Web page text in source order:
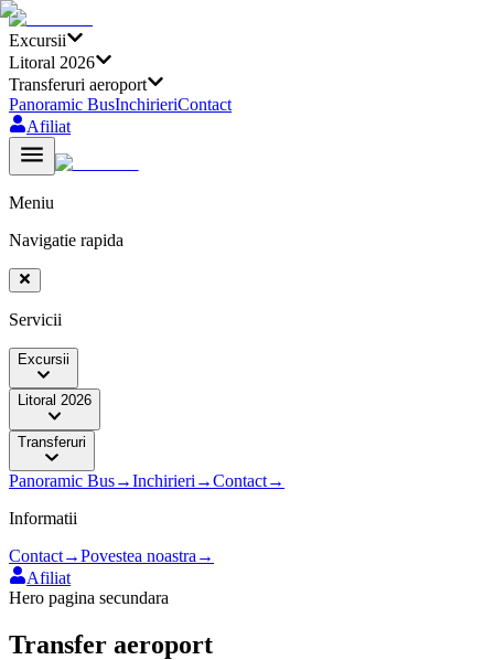
Excursii
Litoral 2026
Transferuri aeroport
Panoramic BusInchirieriContact
Afiliat
Meniu
Navigatie rapida
Servicii
Excursii
Litoral 2026
Transferuri
Panoramic Bus→Inchirieri →Contact→
Informatii
Contact→Povestea noastra →
Afiliat
Hero pagina secundara
Transfer aeroport